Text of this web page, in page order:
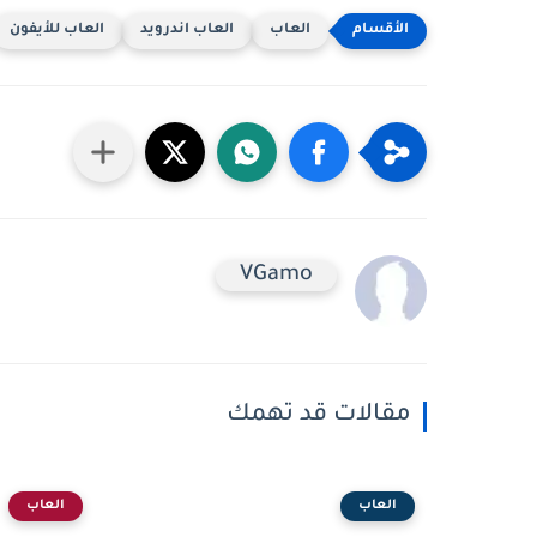
العاب العاب اندرويد العاب للأيفون
VGamo
مقالات قد تهمك
العاب العاب